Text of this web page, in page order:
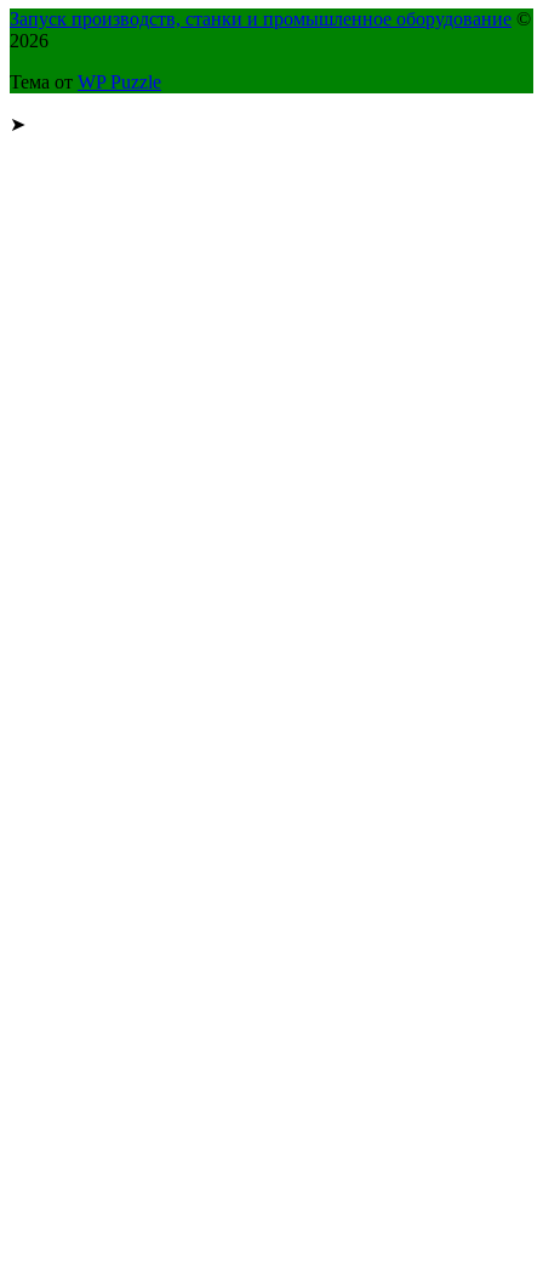
Запуск производств, станки и промышленное оборудование ©
2026
Тема от WP Puzzle
➤